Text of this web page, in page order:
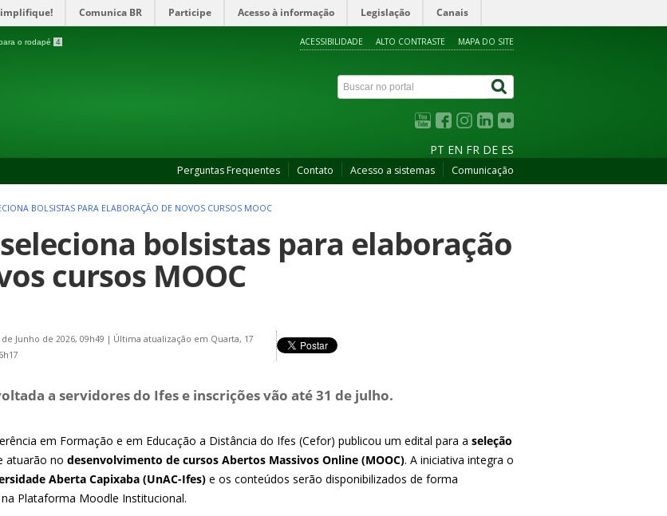
Comunica BR Participe Acesso à informação Legislação Canais
o rodapé 4 ACESSIBILIDADE ALTO CONTRASTE MAPA DO SITE
PT EN FR DE ES
Perguntas Frequentes Contato Acesso a sistemas Comunicação
BOLSISTAS PARA ELABORAÇÃO DE NOVOS CURSOS MOOC
bolsistas para elaboração
cursos MOOC
Junho de 2026, 09h49 | Última atualização em Quarta, 17
a servidores do Ifes e inscrições vão até 31 de julho.
em Formação e em Educação a Distância do Ifes (Cefor) publicou um edital para a seleção
atuarão no desenvolvimento de cursos Abertos Massivos Online (MOOC). A iniciativa integra o
Aberta Capixaba (UnAC-Ifes) e os conteúdos serão disponibilizados de forma
Plataforma Moodle Institucional.